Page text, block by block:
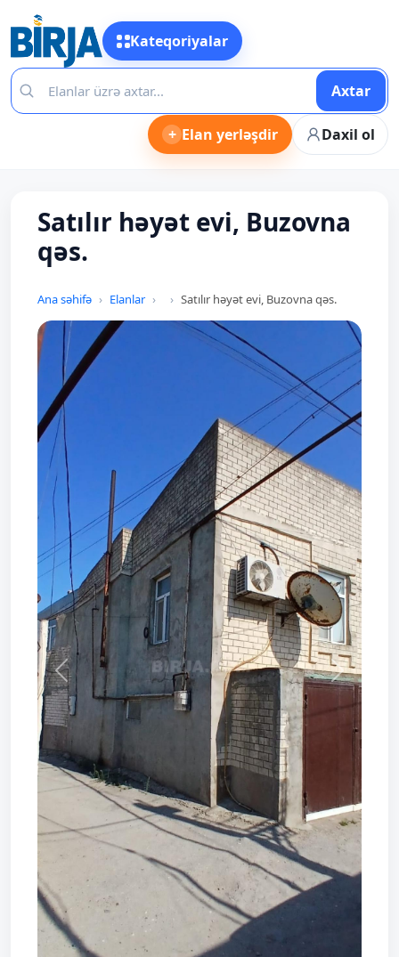
Kateqoriyalar
Axtar
+ Elan yerləşdir Daxil ol
Satılır həyət evi, Buzovna
qəs.
Ana səhifə Elanlar Satılır həyət evi, Buzovna qəs.
Prev Next